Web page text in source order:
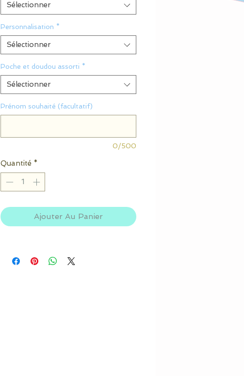
Sélectionner
Personnalisation *
Sélectionner
Poche et doudou assorti *
Sélectionner
Prénom souhaité (facultatif)
0/500
Quantité *
Ajouter Au Panier